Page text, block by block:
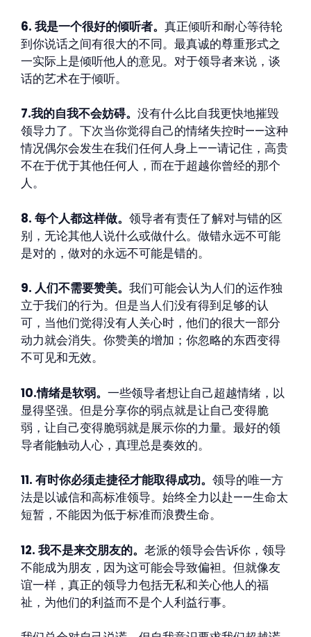
6. 我是一个很好的倾听者。 真正倾听和耐心等待轮
到你说话之间有很大的不同。最真诚的尊重形式之
一实际上是倾听他人的意见。对于领导者来说，谈
话的艺术在于倾听。
7.我的自我不会妨碍。 没有什么比自我更快地摧毁
领导力了。下次当你觉得自己的情绪失控时——这种
情况偶尔会发生在我们任何人身上——请记住，高贵
不在于优于其他任何人，而在于超越你曾经的那个
人。
8. 每个人都这样做。 领导者有责任了解对与错的区
别，无论其他人说什么或做什么。做错永远不可能
是对的，做对的永远不可能是错的。
9. 人们不需要赞美。 我们可能会认为人们的运作独
立于我们的行为。但是当人们没有得到足够的认
可，当他们觉得没有人关心时，他们的很大一部分
动力就会消失。你赞美的增加；你忽略的东西变得
不可见和无效。
10.情绪是软弱。 一些领导者想让自己超越情绪，以
显得坚强。但是分享你的弱点就是让自己变得脆
弱，让自己变得脆弱就是展示你的力量。最好的领
导者能触动人心，真理总是奏效的。
11. 有时你必须走捷径才能取得成功。 领导的唯一方
法是以诚信和高标准领导。始终全力以赴——生命太
短暂，不能因为低于标准而浪费生命。
12. 我不是来交朋友的。 老派的领导会告诉你，领导
不能成为朋友，因为这可能会导致偏袒。但就像友
谊一样，真正的领导力包括无私和关心他人的福
祉，为他们的利益而不是个人利益行事。